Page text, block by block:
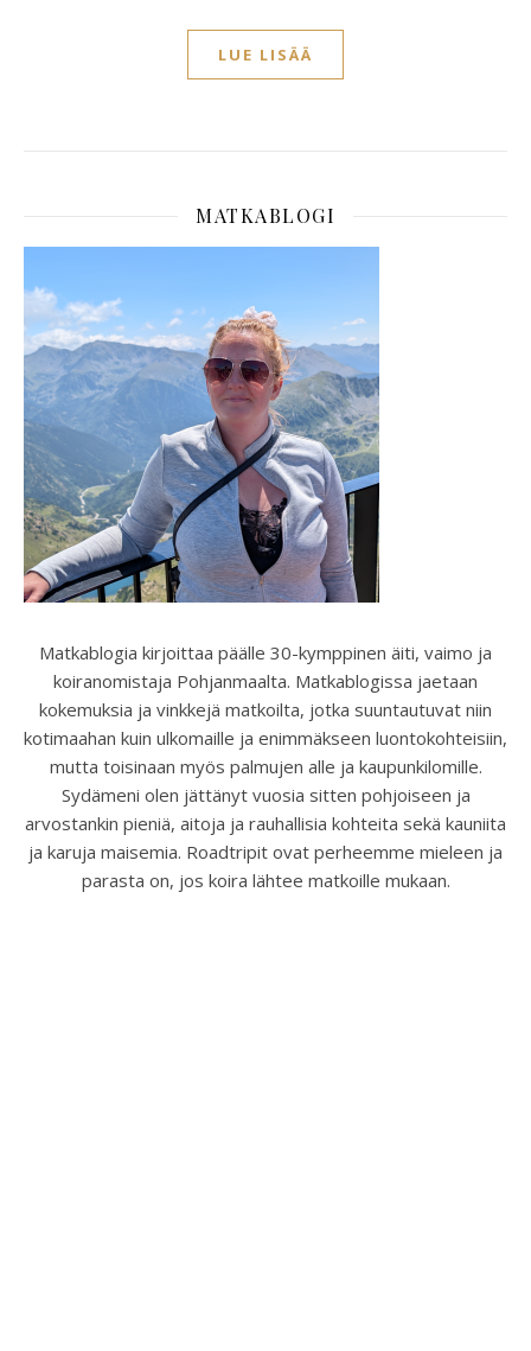
LUE LISÄÄ
MATKABLOGI
Matkablogia kirjoittaa päälle 30-kymppinen äiti, vaimo ja
koiranomistaja Pohjanmaalta. Matkablogissa jaetaan
kokemuksia ja vinkkejä matkoilta, jotka suuntautuvat niin
kotimaahan kuin ulkomaille ja enimmäkseen luontokohteisiin,
mutta toisinaan myös palmujen alle ja kaupunkilomille.
Sydämeni olen jättänyt vuosia sitten pohjoiseen ja
arvostankin pieniä, aitoja ja rauhallisia kohteita sekä kauniita
ja karuja maisemia. Roadtripit ovat perheemme mieleen ja
parasta on, jos koira lähtee matkoille mukaan.